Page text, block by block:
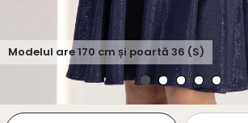
Modelul are170 cm și poartă 36 (S)